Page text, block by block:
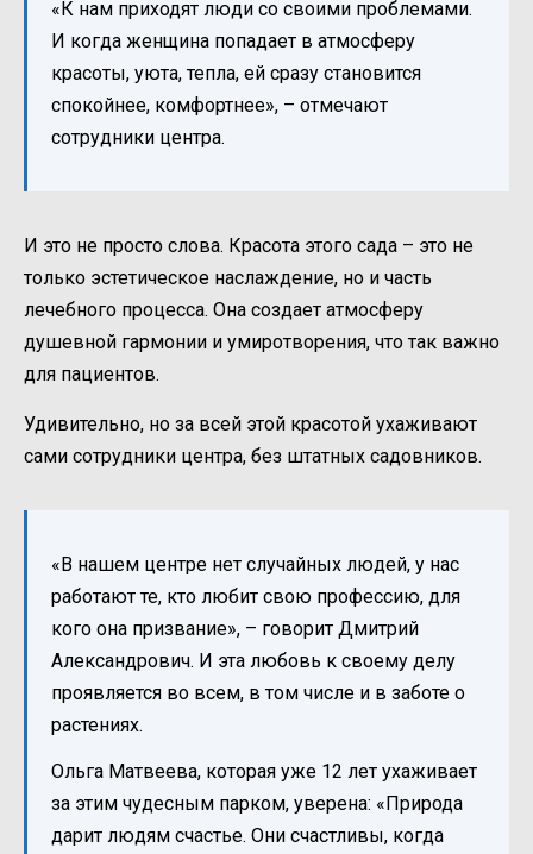
«К нам приходят люди со своими проблемами.
И когда женщина попадает в атмосферу
красоты, уюта, тепла, ей сразу становится
спокойнее, комфортнее», – отмечают
сотрудники центра.
И это не просто слова. Красота этого сада – это не
только эстетическое наслаждение, но и часть
лечебного процесса. Она создает атмосферу
душевной гармонии и умиротворения, что так важно
для пациентов.
Удивительно, но за всей этой красотой ухаживают
сами сотрудники центра, без штатных садовников.
«В нашем центре нет случайных людей, у нас
работают те, кто любит свою профессию, для
кого она призвание», – говорит Дмитрий
Александрович. И эта любовь к своему делу
проявляется во всем, в том числе и в заботе о
растениях.
Ольга Матвеева, которая уже 12 лет ухаживает
за этим чудесным парком, уверена: «Природа
дарит людям счастье. Они счастливы, когда